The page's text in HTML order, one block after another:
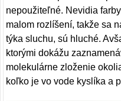
nepoužiteľné. Nevidia
malom rozlíšení, takže sa
týka sluchu, sú hluché.
ktorými dokážu
molekulárne zloženie
koľko je vo vode kyslíka a